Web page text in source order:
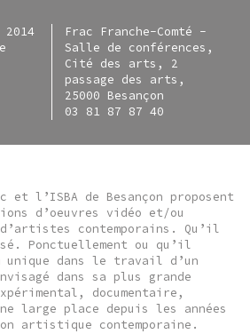
2014
Frac Franche-Comté -
Salle de conférences,
Cité des arts, 2
passage des arts,
25000 Besançon
03 81 87 87 40
et l’ISBA de Besançon proposent
d’oeuvres vidéo et/ou
d’artistes contemporains. Qu’il
Ponctuellement ou qu’il
unique dans le travail d’un
dans sa plus grande
documentaire,
large place depuis les années
artistique contemporaine.